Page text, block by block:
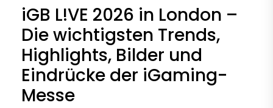
iGB L!VE 2026 in London –
Die wichtigsten Trends,
Highlights, Bilder und
Eindrücke der iGaming-
Messe